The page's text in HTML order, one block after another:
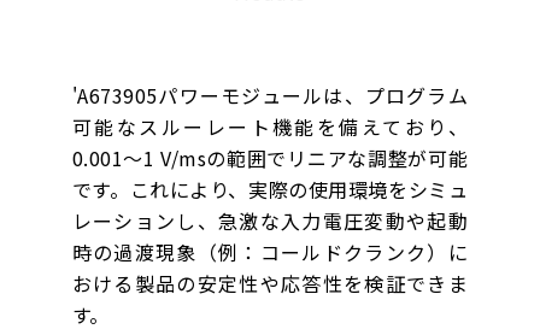
'A673905パワーモジュールは、プログラム
可能なスルーレート機能を備えており、
0.001～1 V/msの範囲でリニアな調整が可能
です。これにより、実際の使用環境をシミュ
レーションし、急激な入力電圧変動や起動
時の過渡現象（例：コールドクランク）に
おける製品の安定性や応答性を検証できま
す。